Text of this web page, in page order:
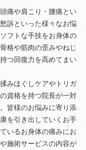
痛や肩こり・腰痛とい
訴といった様々なお悩
フトな手技をお身体の
格や筋肉の歪みやねじ
つ回復力を高めてまい
みほぐしケアやトリガ
資格を持つ院長が一対
皆様のお悩みに寄り添
を引き出していくお手
いるお身体の痛みにお
施術サービスの内容が